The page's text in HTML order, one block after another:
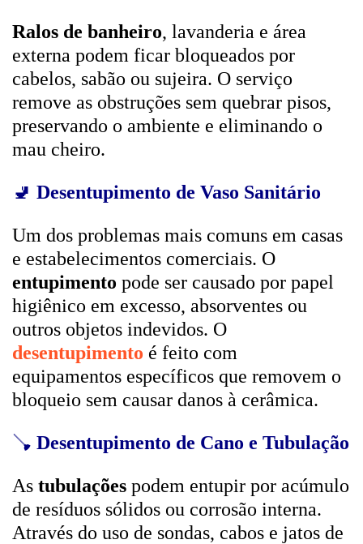
Ralos de banheiro, lavanderia e área
externa podem ficar bloqueados por
cabelos, sabão ou sujeira. O serviço
remove as obstruções sem quebrar pisos,
preservando o ambiente e eliminando o
mau cheiro.
🚽 Desentupimento de Vaso Sanitário
Um dos problemas mais comuns em casas
e estabelecimentos comerciais. O
entupimento pode ser causado por papel
higiênico em excesso, absorventes ou
outros objetos indevidos. O
desentupimento é feito com
equipamentos específicos que removem o
bloqueio sem causar danos à cerâmica.
🪠 Desentupimento de Cano e Tubulação
As tubulações podem entupir por acúmulo
de resíduos sólidos ou corrosão interna.
Através do uso de sondas, cabos e jatos de